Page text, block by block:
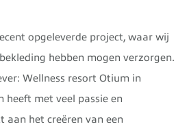
opgeleverde project, waar wij
hebben mogen verzorgen.
Wellness resort Otium in
heeft met veel passie en
aan het creëren van een